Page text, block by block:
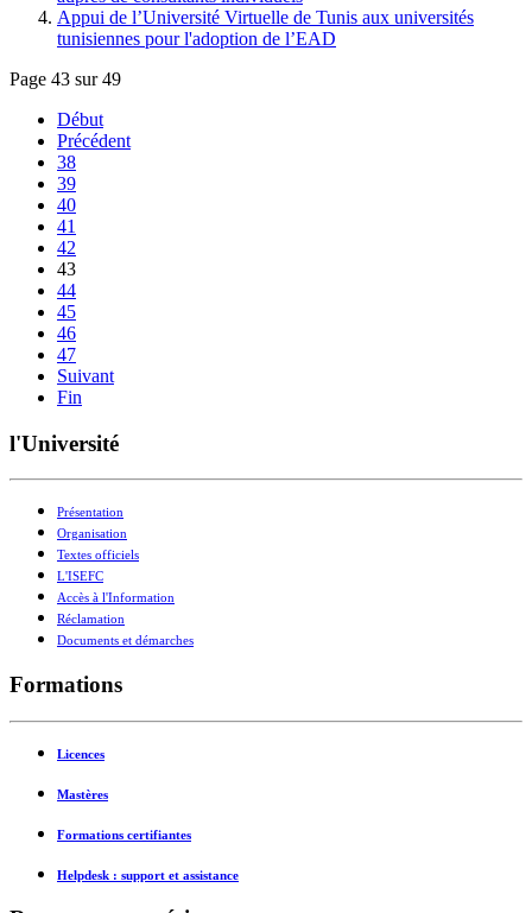
Appui de l’Université Virtuelle de Tunis aux universités
tunisiennes pour l'adoption de l’EAD
Page 43 sur 49
Début
Précédent
38
39
40
41
42
43
44
45
46
47
Suivant
Fin
l'Université
Présentation
Organisation
Textes officiels
L'ISEFC
Accès à l'Information
Réclamation
Documents et démarches
Formations
Licences
Mastères
Formations certifiantes
Helpdesk : support et assistance